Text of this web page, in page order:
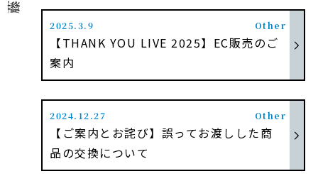
2025.3.9 Other
【THANK YOU LIVE 2025】EC販売のご
案内
2024.12.27 Other
【ご案内とお詫び】誤ってお渡しした商
品の交換について